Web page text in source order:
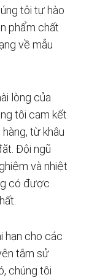
tôi tự hào
phẩm chất
về mẫu
lòng của
tôi cam kết
từ khâu
Đội ngũ
và nhiệt
có được
hạn cho các
tâm sử
chúng tôi